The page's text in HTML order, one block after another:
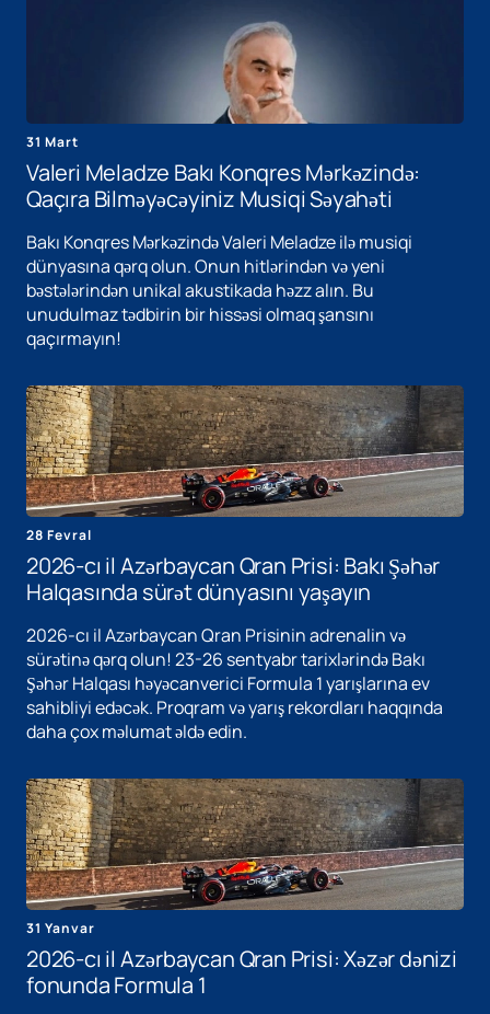
31 Mart
Valeri Meladze Bakı Konqres Mərkəzində:
Qaçıra Bilməyəcəyiniz Musiqi Səyahəti
Bakı Konqres Mərkəzində Valeri Meladze ilə musiqi
dünyasına qərq olun. Onun hitlərindən və yeni
bəstələrindən unikal akustikada həzz alın. Bu
unudulmaz tədbirin bir hissəsi olmaq şansını
qaçırmayın!
28 Fevral
2026-cı il Azərbaycan Qran Prisi: Bakı Şəhər
Halqasında sürət dünyasını yaşayın
2026-cı il Azərbaycan Qran Prisinin adrenalin və
sürətinə qərq olun! 23-26 sentyabr tarixlərində Bakı
Şəhər Halqası həyəcanverici Formula 1 yarışlarına ev
sahibliyi edəcək. Proqram və yarış rekordları haqqında
daha çox məlumat əldə edin.
31 Yanvar
2026-cı il Azərbaycan Qran Prisi: Xəzər dənizi
fonunda Formula 1